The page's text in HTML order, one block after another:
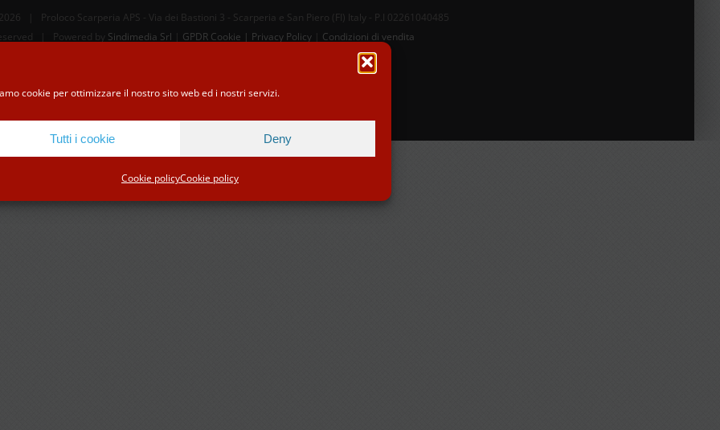
cookie per ottimizzare il nostro sito web ed i nostri servizi.
Tutti i cookie Deny
Cookie policyCookie policy
| Proloco Scarperia APS - Via dei Bastioni 3 - Scarperia e San Piero (FI) Italy - P.I 02261040485
| Powered by Sindimedia Srl GPDR Cookie | Privacy Policy Condizioni di vendita